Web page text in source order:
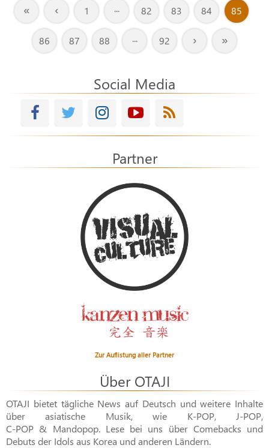
« ‹ 1 ··· 82 83 84 85
86 87 88 ··· 92 › »
Social Media
Partner
Zur Auflistung aller Partner
Über OTAJI
OTAJI bietet tägliche News auf Deutsch und weitere Inhalte
über asiatische Musik, wie K-POP, J-POP,
C-POP & Mandopop. Lese bei uns über Comebacks und
Debuts der Idols aus Korea und anderen Ländern.